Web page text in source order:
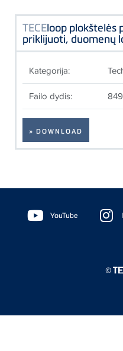
TECEloop plokštelės
priklijuoti, duomenų
Kategorija:
Failo dydis:
» DOWNLOAD
Floating
Sidebar YouTube
©